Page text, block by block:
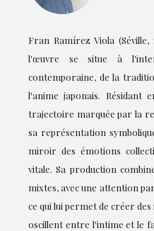
Fran Ramírez Viola
l'œuvre se situe à
contemporaine, de la
l'anime japonais. Résidant
trajectoire marquée par la
sa représentation
miroir des émotions
vitale. Sa production
mixtes, avec une attention
ce qui lui permet de créer
oscillent entre l'intime et le